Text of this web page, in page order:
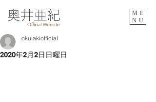
ME
NU
2020年2月2日日曜日
okuiakiofficial